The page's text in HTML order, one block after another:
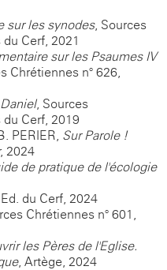
sur les synodes, Sources
Cerf, 2021
sur les Psaumes IV
Chrétiennes n° 626,
, Sources
du Cerf, 2019
PERIER, Sur Parole !
2024
de pratique de l'écologie
du Cerf, 2024
Chrétiennes n° 601,
les Pères de l'Eglise.
, Artège, 2024